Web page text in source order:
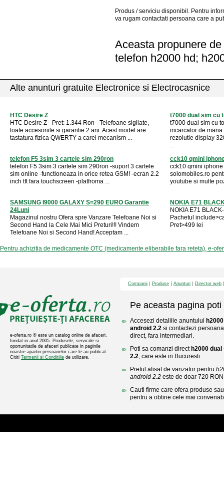
Produs / serviciu disponibil . Pentru
va rugam contactati persoana care a
Aceasta propunere
telefon h2000 hd;
Alte anunturi gratuite Electronice si Electrocasnice
HTC Desire Z
HTC Desire Z - Pret: 1.344 Ron - Telefoane sigilate,
toate accesoriile si garantie 2 ani. Acest model are
tastatura fizica QWERTY a carei mecanism ...
t7000 dual sim cu
t7000 dual sim cu
incarcator de
rezolutie display
...
telefon F5 3sim 3 cartele sim 290ron
telefon F5 3sim 3 cartele sim 290ron -suport 3 cartele
sim online -functioneaza in orice retea GSM! -ecran 2.2
inch tft fara touchscreen -platfroma ...
cck10 qmini
cck10 qmini
solomobiles.ro
youtube si multe
SAMSUNG I9000 GALAXY S=290 EURO Garantie
24Luni
Magazinul nostru Ofera spre Vanzare Telefoane Noi si
Second Hand la Cele Mai Mici Preturi!!! Vindem
Telefoane Noi si Second Hand! Acceptam ...
NOKIA E71
NOKIA E71
Pachetul
Pret>499 lei
Pentru achizitia de medicamente OTC (medicamente eliberabile fara reteta), e-
e-oferta.ro ® este un catalog online de afaceri,
fondat in anul 2005. Produsele, serviciile si
oportunitatile de afaceri publicate in paginile
noastre apartin persoanelor care le-au publicat.
Cititi Termenii si Conditiile de utilizare.
Companii Produse Anunturi Director web
Pe aceasta pagina poti
Accesezi detaliile anuntului
android 2.2 si contactezi
direct, fara intermediari.
Poti sa comanzi direct h2000
2.2, care este in Bucuresti.
Pretul afisat de vanzator pentru
android 2.2 este de doar 720
Cauti firme care ofera produse
pentru a obtine cele mai